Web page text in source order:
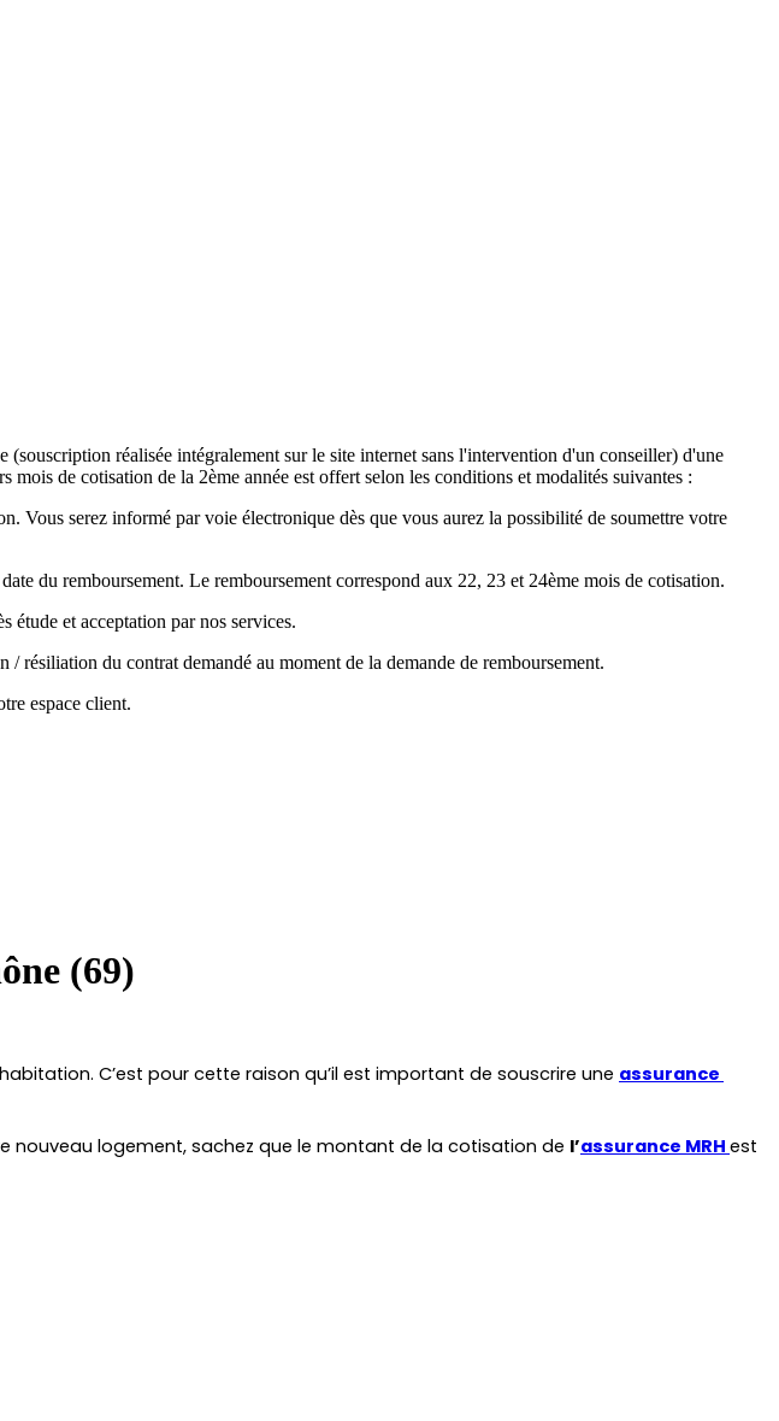
réalisée intégralement sur le site internet sans l'intervention d'un conseiller) d'une
de cotisation de la 2ème année est offert selon les conditions et modalités suivantes :
Vous serez informé par voie électronique dès que vous aurez la possibilité de soumettre votre
du remboursement. Le remboursement correspond aux 22, 23 et 24ème mois de cotisation.
étude et acceptation par nos services.
résiliation du contrat demandé au moment de la demande de remboursement.
espace client.
(69)
C’est pour cette raison qu’il est important de souscrire une assurance
nouveau logement, sachez que le montant de la cotisation de l’assurance MRH est